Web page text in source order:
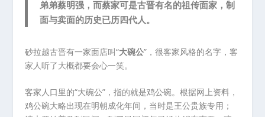
弟弟蔡明强，而蔡家可是古晋有名的祖传面家，制
面与卖面的历史已历四代人。
砂拉越古晋有一家面店叫“大碗公”，很客家风格的名字，客
家人听了大概都要会心一笑。
客家人口里的“大碗公”，指的就是鸡公碗。根据网上资料，
鸡公碗大略出现在明朝成化年间，当时是王公贵族专用；